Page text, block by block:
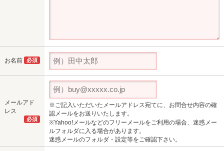
お名前 必須
メールアド
レス
必須
※ご記入いただいたメールアドレス宛てに、お問合せ内容の確
認メールをお送りいたします。
※Yahoo!メールなどのフリーメールをご利用の場合、迷惑メー
ルフォルダに入る場合があります。
迷惑メールのフォルダ・設定等をご確認下さい。